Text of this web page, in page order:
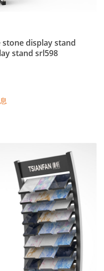
display stand
stand srl598